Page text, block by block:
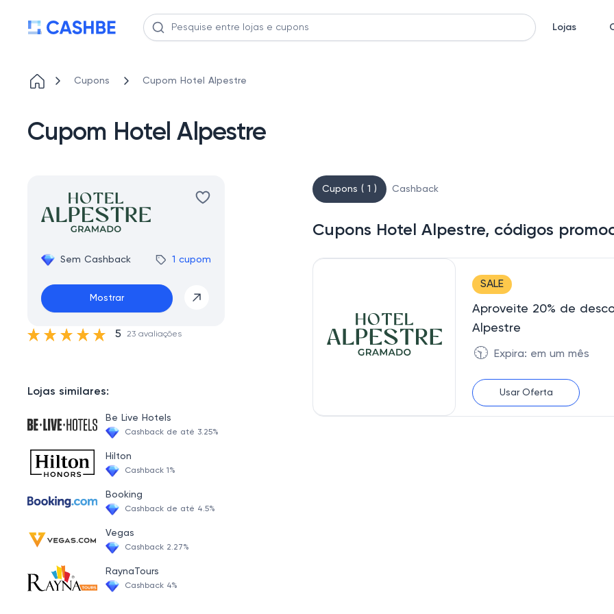
Lojas
Cupons Cupom Hotel Alpestre
Cupom Hotel Alpestre
Sem Cashback 1 cupom
Mostrar
5 23 avaliações
Lojas similares:
Be Live Hotels
Cashback de até 3.25%
Hilton
Cashback 1%
Booking
Cashback de até 4.5%
Vegas
Cashback 2.27%
RaynaTours
Cashback 4%
Cupons ( 1 ) Cashback
Cupons Hotel Alpestre, códigos
SALE
Aproveite 20% de
Alpestre
🕥 Expira: em um mês
Usar Oferta